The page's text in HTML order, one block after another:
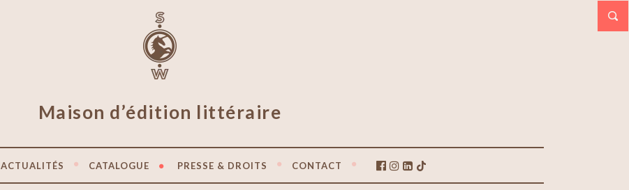
Maison d’édition littéraire
ACTUALITÉS CATALOGUE PRESSE & DROITS CONTACT